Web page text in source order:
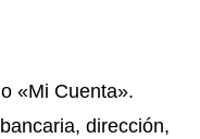
«Mi Cuenta».
dirección,